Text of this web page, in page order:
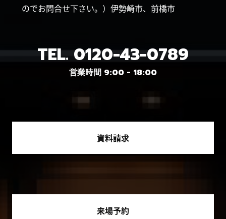
のでお問合せ下さい。）伊勢崎市、前橋市
TEL. 0120-43-0789
営業時間 9:00 - 18:00
資料請求
来場予約